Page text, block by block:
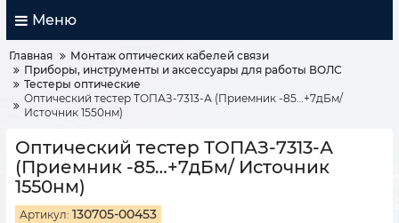
Меню
Главная
Монтаж оптических кабелей связи
Приборы, инструменты и аксессуары для работы ВОЛС
Тестеры оптические
Оптический тестер ТОПАЗ-7313-А (Приемник -85…+7дБм/
Источник 1550нм)
Оптический тестер ТОПАЗ-7313-А
(Приемник -85…+7дБм/ Источник
1550нм)
Артикул: 130705-00453